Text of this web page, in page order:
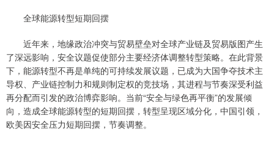
全球能源转型短期回摆
近年来，地缘政治冲突与贸易壁垒对全球产业链及贸易版图产生
了深远影响，安全议题促使部分主要经济体调整转型策略。在此背景
下，能源转型不再是单纯的可持续发展议题，已成为大国争夺技术主
导权、产业链控制力和规则制定权的竞技场，其进程与节奏深受利益
再分配而引发的政治博弈影响。当前“安全与绿色再平衡”的发展倾
向，造成全球能源转型的短期回摆，转型呈现区域分化，中国引领，
欧美因安全压力短期回摆，节奏调整。